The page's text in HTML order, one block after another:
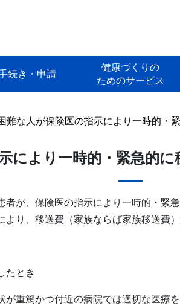
続き・申請
健康づくりの
ためのサービス
難な人が保険医の指示により一時的・
により一時的・緊急的
が、保険医の指示により一時的・緊
り、移送費（家族ならば家族移送費
たとき
重篤かつ付近の病院では適切な医療